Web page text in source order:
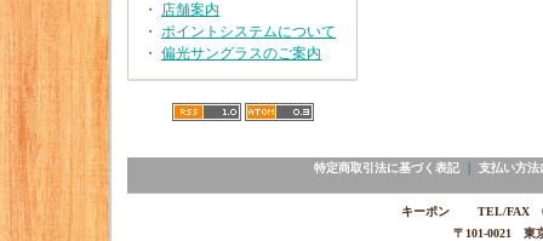
・ 店舗案内
・ ポイントシステムについて
・ 偏光サングラスのご案内
特定商取引法に基づく表記｜ 支払い方法
キーポン TEL/FAX
〒101-0021 東